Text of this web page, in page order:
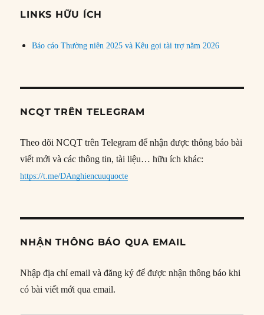
đề
LINKS HỮU ÍCH
Báo cáo Thường niên 2025 và Kêu gọi tài trợ năm 2026
NCQT TRÊN TELEGRAM
Theo dõi NCQT trên Telegram để nhận được thông báo bài
viết mới và các thông tin, tài liệu… hữu ích khác:
https://t.me/DAnghiencuuquocte
NHẬN THÔNG BÁO QUA EMAIL
Nhập địa chỉ email và đăng ký để được nhận thông báo khi
có bài viết mới qua email.